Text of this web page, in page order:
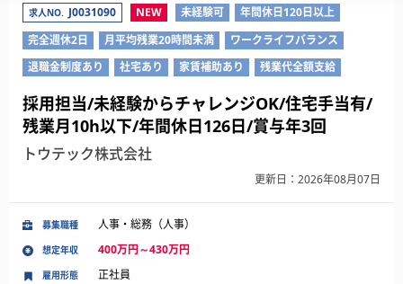
求人NO. J0031090 NEW 未経験可
年間休日120日以上
完全週休2日
月平均残業20時間未満
ワークライフバランス
退職金制度あり
社宅あり 家賃補助あり 残業代全額支給
採用担当/未経験からチャレンジOK/住宅手当有/
残業月10h以下/年間休日126日/賞与年3回
トウテック株式会社
更新日：2026年08月07日
募集職種 人事・総務（人事）
想定年収 400万円～430万円
雇用形態 正社員